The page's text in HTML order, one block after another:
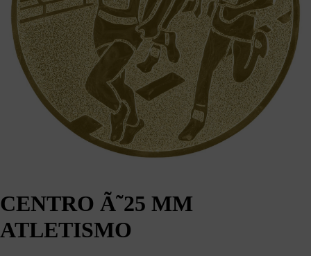
CENTRO Ã˜25 MM
ATLETISMO